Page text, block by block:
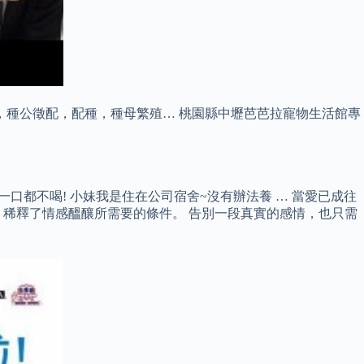
公徵配，配種，種母繁殖… 桃園縣中壢芭芭拉寵物生活館專
口都不喝! 小妹我是住在公司宿舍~沒有辦法養 … 當愛已成往
釋了情感醞釀所需要的條件。 告別一段真實的感情，也只需